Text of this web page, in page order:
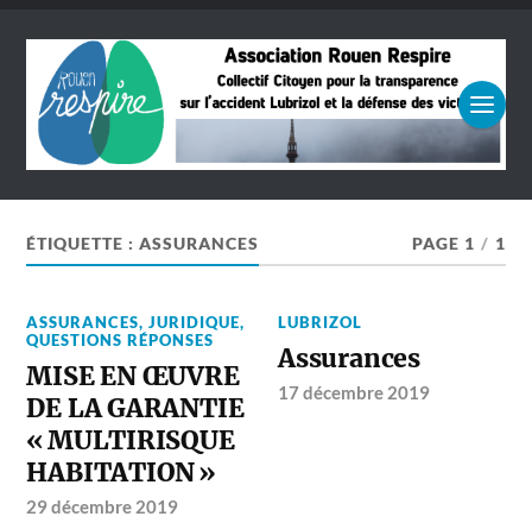
ÉTIQUETTE :ASSURANCES PAGE 1 / 1
ASSURANCES,JURIDIQUE,
QUESTIONS RÉPONSES
MISE EN ŒUVRE
DE LA GARANTIE
« MULTIRISQUE
HABITATION »
29 décembre 2019
LUBRIZOL
Assurances
17 décembre 2019